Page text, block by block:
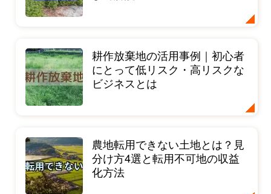
耕作放棄地の活用事例｜初心者
にとって低リスク・高リスクな
ビジネスとは
農地転用できない土地とは？見
分け方4選と転用不可地の収益
化方法